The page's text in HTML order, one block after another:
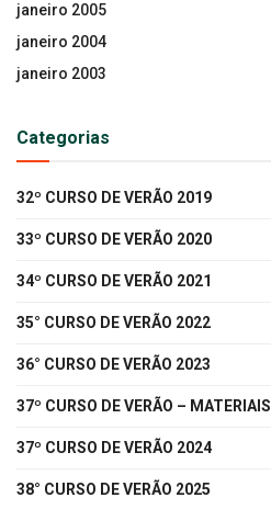
janeiro 2005
janeiro 2004
janeiro 2003
Categorias
32º CURSO DE VERÃO 2019
33º CURSO DE VERÃO 2020
34º CURSO DE VERÃO 2021
35° CURSO DE VERÃO 2022
36° CURSO DE VERÃO 2023
37º CURSO DE VERÃO – MATERIAIS
37º CURSO DE VERÃO 2024
38° CURSO DE VERÃO 2025